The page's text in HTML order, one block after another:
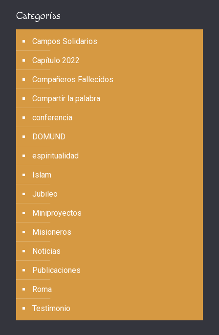
Categorías
Campos Solidarios
Capítulo 2022
Compañeros Fallecidos
Compartir la palabra
conferencia
DOMUND
espiritualidad
Islam
Jubileo
Miniproyectos
Misioneros
Noticias
Publicaciones
Roma
Testimonio